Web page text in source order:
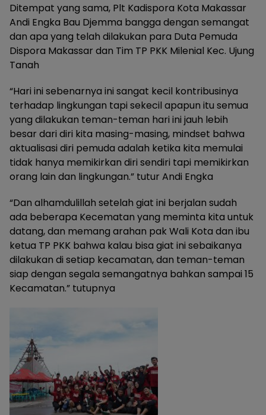
Ditempat yang sama, Plt Kadispora Kota Makassar
Andi Engka Bau Djemma bangga dengan semangat
dan apa yang telah dilakukan para Duta Pemuda
Dispora Makassar dan Tim TP PKK Milenial Kec. Ujung
Tanah
“Hari ini sebenarnya ini sangat kecil kontribusinya
terhadap lingkungan tapi sekecil apapun itu semua
yang dilakukan teman-teman hari ini jauh lebih
besar dari diri kita masing-masing, mindset bahwa
aktualisasi diri pemuda adalah ketika kita memulai
tidak hanya memikirkan diri sendiri tapi memikirkan
orang lain dan lingkungan.” tutur Andi Engka
“Dan alhamdulillah setelah giat ini berjalan sudah
ada beberapa Kecematan yang meminta kita untuk
datang, dan memang arahan pak Wali Kota dan ibu
ketua TP PKK bahwa kalau bisa giat ini sebaikanya
dilakukan di setiap kecamatan, dan teman-teman
siap dengan segala semangatnya bahkan sampai 15
Kecamatan.” tutupnya